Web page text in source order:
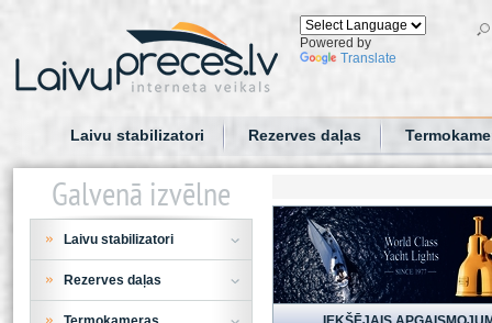
Powered by
Translate
Laivu stabilizatori Rezerves daļas
Galvenā izvēlne
Laivu stabilizatori
Rezerves daļas